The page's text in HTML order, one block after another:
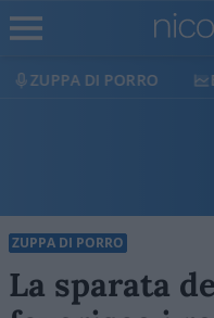
ECONOMIA
ZUPPA DI PORRO
La sparata